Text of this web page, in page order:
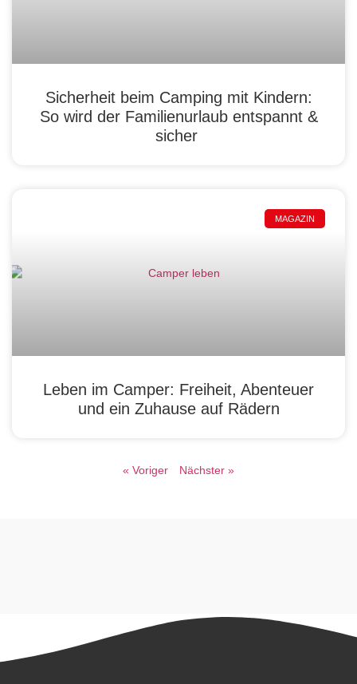
Sicherheit beim Camping mit Kindern:
So wird der Familienurlaub entspannt &
sicher
MAGAZIN
Leben im Camper: Freiheit, Abenteuer
und ein Zuhause auf Rädern
« Voriger Nächster »